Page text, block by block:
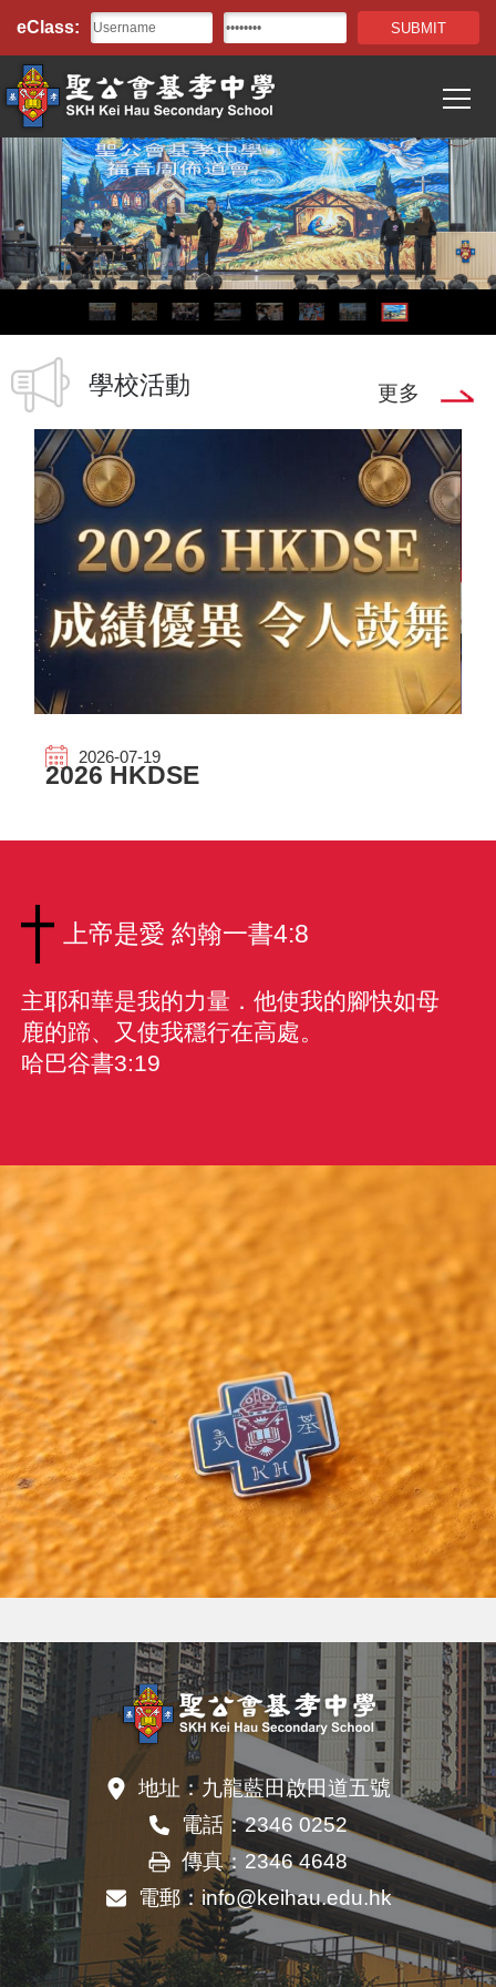
移至主內容
eClass:
navigation
學校活動 更多
2026-07-19
2026 HKDSE
上帝是愛 約翰一書4:8
主耶和華是我的力量．他使我的腳快如母
鹿的蹄、又使我穩行在高處。
哈巴谷書3:19
地址：九龍藍田啟田道五號
電話：2346 0252
傳真： 2346 4648
電郵：info@keihau.edu.hk